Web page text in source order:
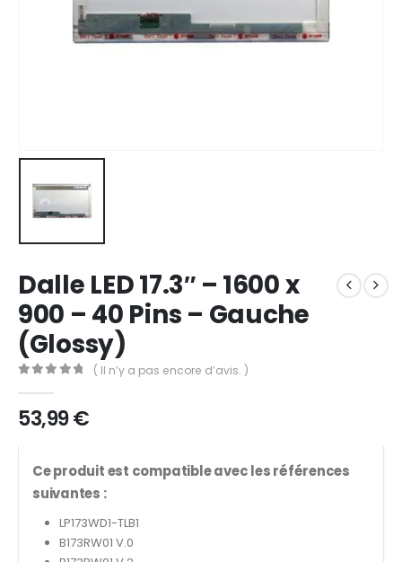
Dalle LED 17.3″ – 1600 x
900 – 40 Pins – Gauche
(Glossy)
( Il n’y a pas encore d’avis. )
53,99€
Ce produit est compatible avec les références
suivantes :
LP173WD1-TLB1
B173RW01 V.0